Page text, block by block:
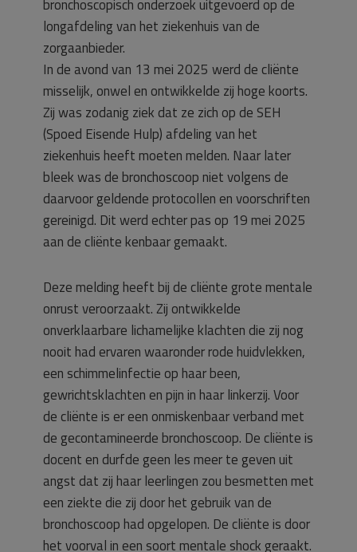
bronchoscopisch onderzoek uitgevoerd op de
longafdeling van het ziekenhuis van de
zorgaanbieder.
In de avond van 13 mei 2025 werd de cliënte
misselijk, onwel en ontwikkelde zij hoge koorts.
Zij was zodanig ziek dat ze zich op de SEH
(Spoed Eisende Hulp) afdeling van het
ziekenhuis heeft moeten melden. Naar later
bleek was de bronchoscoop niet volgens de
daarvoor geldende protocollen en voorschriften
gereinigd. Dit werd echter pas op 19 mei 2025
aan de cliënte kenbaar gemaakt.
Deze melding heeft bij de cliënte grote mentale
onrust veroorzaakt. Zij ontwikkelde
onverklaarbare lichamelijke klachten die zij nog
nooit had ervaren waaronder rode huidvlekken,
een schimmelinfectie op haar been,
gewrichtsklachten en pijn in haar linkerzij. Voor
de cliënte is er een onmiskenbaar verband met
de gecontamineerde bronchoscoop. De cliënte is
docent en durfde geen les meer te geven uit
angst dat zij haar leerlingen zou besmetten met
een ziekte die zij door het gebruik van de
bronchoscoop had opgelopen. De cliënte is door
het voorval in een soort mentale shock geraakt.